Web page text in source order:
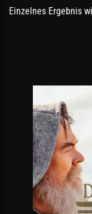
Einzelnes Ergebnis